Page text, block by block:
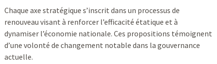
Chaque axe stratégique s’inscrit dans un processus de
renouveau visant à renforcer l’efficacité étatique et à
dynamiser l’économie nationale. Ces propositions témoignent
d’une volonté de changement notable dans la gouvernance
actuelle.